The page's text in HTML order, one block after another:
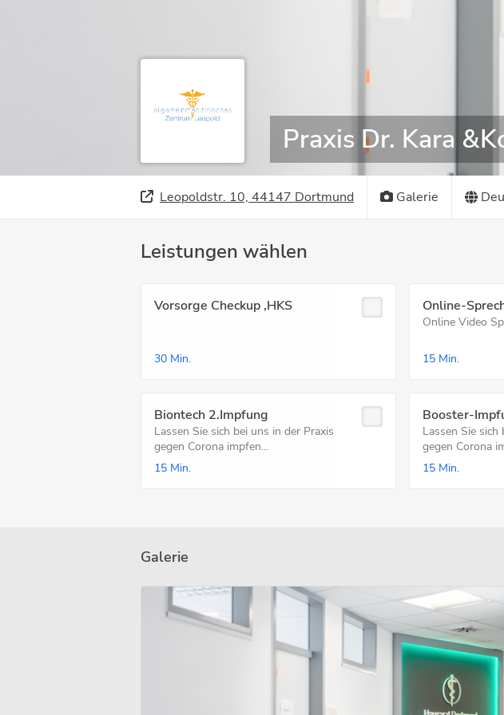
Praxis Dr. Kara
Leopoldstr. 10, 44147 Dortmund Galerie
Leistungen wählen
Vorsorge Checkup ,HKS
30 Min.
Online-
Online Video
15 Min.
Biontech 2.Impfung
Lassen Sie sich bei uns in der Praxis
gegen Corona impfen...
15 Min.
Booster-
Lassen Sie sich
gegen Corona
15 Min.
Galerie